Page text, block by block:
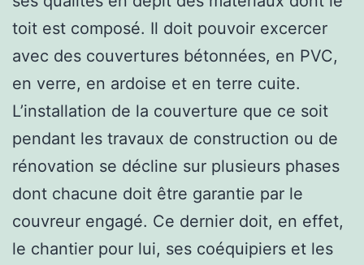
toit est composé. Il doit pouvoir excercer
avec des couvertures bétonnées, en PVC,
en verre, en ardoise et en terre cuite.
L’installation de la couverture que ce soit
pendant les travaux de construction ou de
rénovation se décline sur plusieurs phases
dont chacune doit être garantie par le
couvreur engagé. Ce dernier doit, en effet,
le chantier pour lui, ses coéquipiers et les